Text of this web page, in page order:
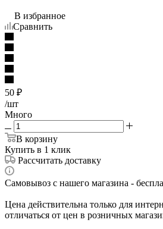
В избранное
Сравнить
50 ₽
/шт
Много
В корзину
Купить в 1 клик
Рассчитать доставку
Самовывоз с нашего магазина -
Цена действительна только для
отличаться от цен в розничных